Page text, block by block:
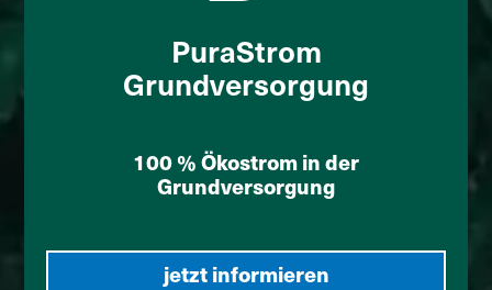
PuraStrom
Grundversorgung
100 % Ökostrom in der
Grundversorgung
jetzt informieren